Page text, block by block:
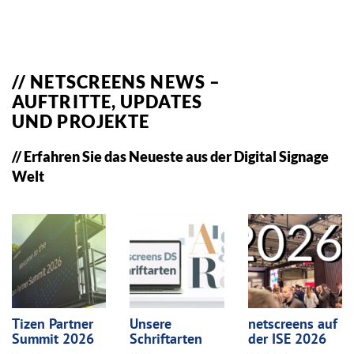
NETSCREENS NEWS –
AUFTRITTE, UPDATES
UND PROJEKTE
Erfahren Sie das Neueste aus der Digital Signage
Welt
Tizen Partner
Summit 2026
Unsere
Schriftarten
netscreens auf
der ISE 2026